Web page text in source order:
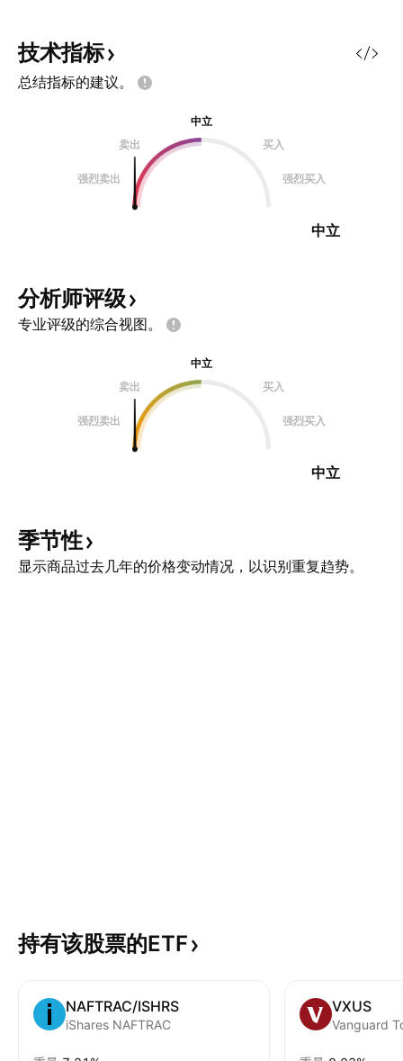
技术指标
总结指标的建议。
中立
卖出
买入
强烈卖出 强烈买入
中立
分析师评级
专业评级的综合视图。
中立
卖出
买入
强烈卖出 强烈买入
中立
季节性
显示商品过去几年的价格变动情况，以识别重复趋势。
持有该股票的ETF
NAFTRAC/ISHRS
iShares NAFTRAC
VXUS